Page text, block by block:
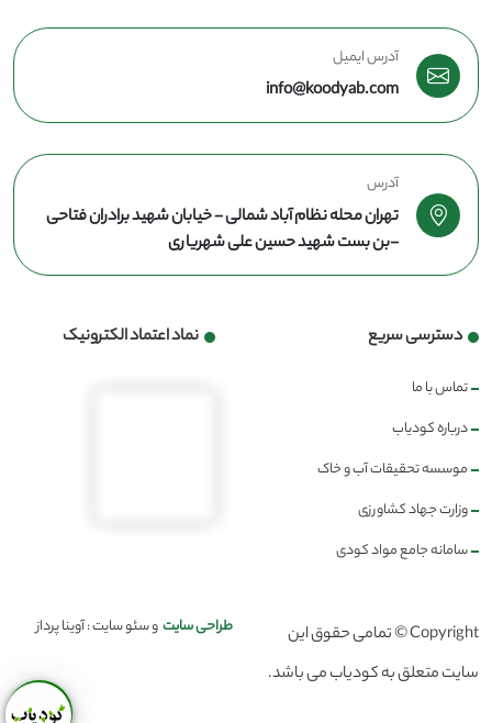
آدرس ایمیل
info@koodyab.com
آدرس
تهران محله نظام آباد شمالی - خیابان شهید برادران فتاحی
-بن بست شهید حسین علی شهریاری
دسترسی سریع
تماس با ما
درباره کودیاب
موسسه تحقیقات آب و خاک
وزارت جهاد کشاورزی
سامانه جامع مواد کودی
نماد اعتماد الکترونیک
Copyright © تمامی حقوق این
سایت متعلق به کودیاب می باشد.
طراحی سایتو سئو سایت : آوینا پرداز